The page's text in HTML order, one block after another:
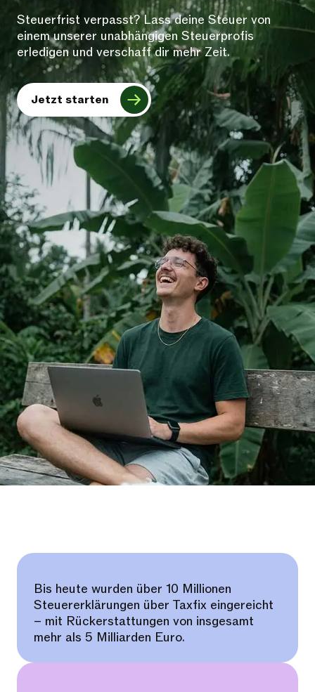
Steuerfrist verpasst? Lass deine Steuer von
einem unserer unabhängigen Steuerprofis
erledigen und verschaff dir mehr Zeit.
Jetzt starten
Bis heute wurden über 10 Millionen
Steuererklärungen über Taxfix eingereicht
– mit Rückerstattungen von insgesamt
mehr als 5 Milliarden Euro.